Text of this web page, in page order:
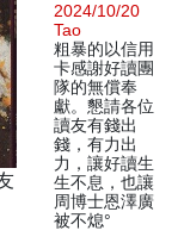
2024/10/20
Tao
粗暴的以信用
卡感謝好讀團
隊的無償奉
獻。懇請各位
讀友有錢出
錢，有力出
力，讓好讀生
生不息，也讓
周博士恩澤廣
被不熄°